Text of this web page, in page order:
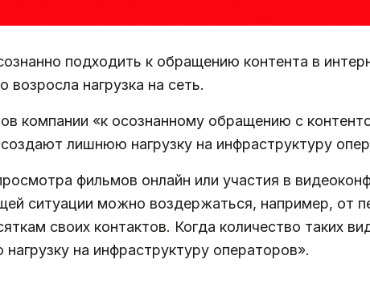
подходить к обращению контента в
возросла нагрузка на сеть.
компании «к осознанному обращению с
лишнюю нагрузку на инфраструктуру
фильмов онлайн или участия в
ситуации можно воздержаться, например, от
своих контактов. Когда количество таких
на инфраструктуру операторов».